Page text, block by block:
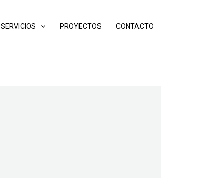
SERVICIOS PROYECTOS CONTACTO